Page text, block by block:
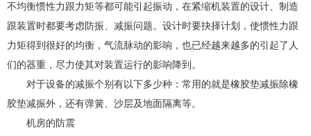
不均衡惯性力跟力矩等都可能引起振动，在紧缩机装置的设计、制造
跟装置时都要考虑防振、减振问题。设计时要抉择计划，使惯性力跟
力矩得到很好的均衡，气流脉动的影响，也已经越来越多的引起了人
们的器重，尽力使其对装置运行的影响降到。
对于设备的减振个别有以下多少种：常用的就是橡胶垫减振除橡
胶垫减振外，还有弹簧、沙层及地面隔离等。
机房的防震